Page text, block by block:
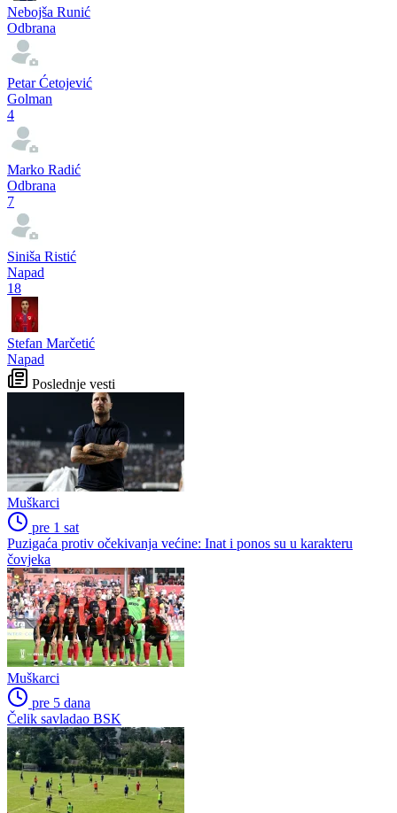
Nebojša Runić
Odbrana
Petar Ćetojević
Golman
4
Marko Radić
Odbrana
7
Siniša Ristić
Napad
18
Stefan Marčetić
Napad
Poslednje vesti
Muškarci
pre 1 sat
Puzigaća protiv očekivanja većine: Inat i ponos su u karakteru
čovjeka
Muškarci
pre 5 dana
Čelik savladao BSK